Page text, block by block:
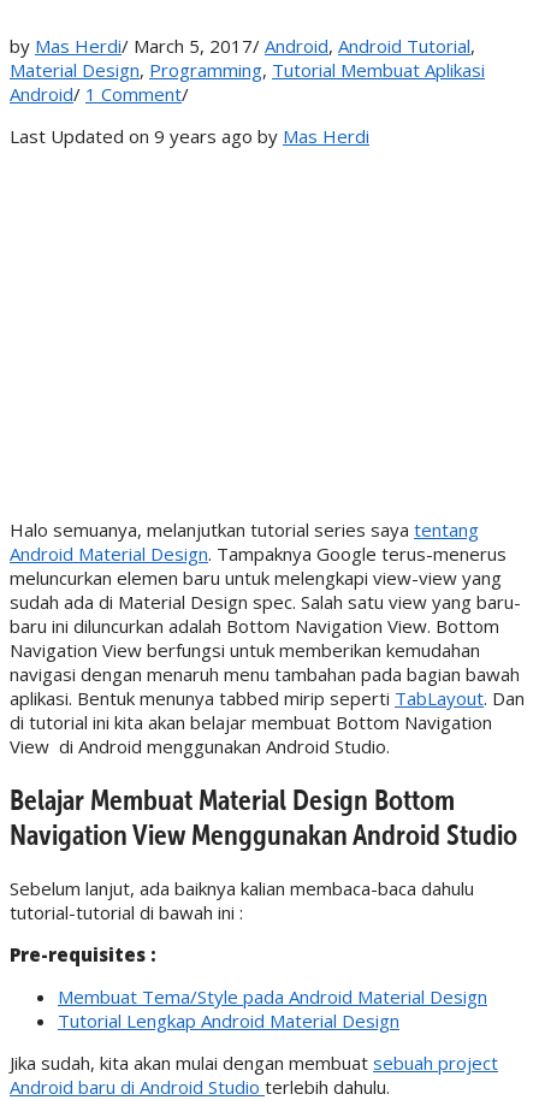
by Mas Herdi/ March 5, 2017/ Android, Android Tutorial,
Material Design, Programming, Tutorial Membuat Aplikasi
Android/ 1 Comment/
Last Updated on 9 years ago by Mas Herdi
Halo semuanya, melanjutkan tutorial series saya tentang
Android Material Design. Tampaknya Google terus-menerus
meluncurkan elemen baru untuk melengkapi view-view yang
sudah ada di Material Design spec. Salah satu view yang baru-
baru ini diluncurkan adalah Bottom Navigation View. Bottom
Navigation View berfungsi untuk memberikan kemudahan
navigasi dengan menaruh menu tambahan pada bagian bawah
aplikasi. Bentuk menunya tabbed mirip seperti TabLayout. Dan
di tutorial ini kita akan belajar membuat Bottom Navigation
View di Android menggunakan Android Studio.
Belajar Membuat Material Design Bottom
Navigation View Menggunakan Android Studio
Sebelum lanjut, ada baiknya kalian membaca-baca dahulu
tutorial-tutorial di bawah ini :
Pre-requisites :
Membuat Tema/Style pada Android Material Design
Tutorial Lengkap Android Material Design
Jika sudah, kita akan mulai dengan membuat sebuah project
Android baru di Android Studio terlebih dahulu.